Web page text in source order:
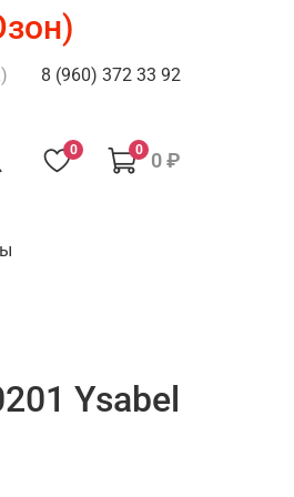
8 (960) 372 33 92
0 0 0 ₽
Ysabel